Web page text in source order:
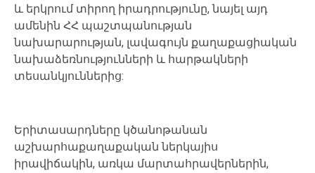
և երկրում տիրող իրադրությունը,նայել այդ
ամենին ՀՀ պաշտպանության
նախարարության, լավագույն քաղաքացիական
նախաձեռնությունների և հարթակների
տեսանկյուններից:
Երիտասարդները կծանոթանան
աշխարհաքաղաքական ներկայիս
իրավիճակին, առկա մարտահրավերներին,